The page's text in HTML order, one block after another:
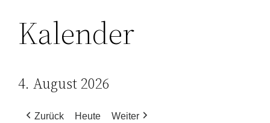
Kalender
4. August 2026
Zurück Heute Weiter